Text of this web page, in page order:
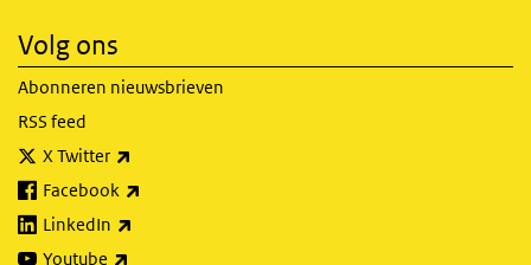
Volg ons
Abonneren nieuwsbrieven
RSS feed
X Twitter
Facebook
LinkedIn
Youtube